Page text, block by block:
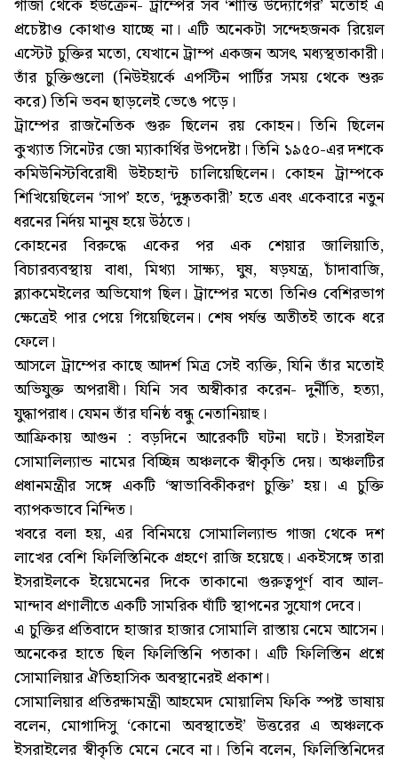
গাজা থেকে ইউক্রেন- ট্রাম্পের সব ‘শান্তি উদ্যোগের’ মতোই এ
প্রচেষ্টাও কোথাও যাচ্ছে না। এটি অনেকটা সন্দেহজনক রিয়েল
এস্টেট চুক্তির মতো, যেখানে ট্রাম্প একজন অসৎ মধ্যস্থতাকারী।
তাঁর চুক্তিগুলো (নিউইয়র্কে এপস্টিন পার্টির সময় থেকে শুরু
করে) তিনি ভবন ছাড়লেই ভেঙে পড়ে।
ট্রাম্পের রাজনৈতিক গুরু ছিলেন রয় কোহন। তিনি ছিলেন
কুখ্যাত সিনেটর জো ম্যাকার্থির উপদেষ্টা। তিনি ১৯৫০-এর দশকে
কমিউনিস্টবিরোধী উইচহান্ট চালিয়েছিলেন। কোহন ট্রাম্পকে
শিখিয়েছিলেন ‘সাপ’ হতে, ‘দুষ্কৃতকারী’ হতে এবং একেবারে নতুন
ধরনের নির্দয় মানুষ হয়ে উঠতে।
কোহনের বিরুদ্ধে একের পর এক শেয়ার জালিয়াতি,
বিচারব্যবস্থায় বাধা, মিথ্যা সাক্ষ্য, ঘুষ, ষড়যন্ত্র, চাঁদাবাজি,
ব্ল্যাকমেইলের অভিযোগ ছিল। ট্রাম্পের মতো তিনিও বেশিরভাগ
ক্ষেত্রেই পার পেয়ে গিয়েছিলেন। শেষ পর্যন্ত অতীতই তাকে ধরে
ফেলে।
আসলে ট্রাম্পের কাছে আদর্শ মিত্র সেই ব্যক্তি, যিনি তাঁর মতোই
অভিযুক্ত অপরাধী। যিনি সব অস্বীকার করেন- দুর্নীতি, হত্যা,
যুদ্ধাপরাধ। যেমন তাঁর ঘনিষ্ঠ বন্ধু নেতানিয়াহু।
আফ্রিকায় আগুন : বড়দিনে আরেকটি ঘটনা ঘটে। ইসরাইল
সোমালিল্যান্ড নামের বিচ্ছিন্ন অঞ্চলকে স্বীকৃতি দেয়। অঞ্চলটির
প্রধানমন্ত্রীর সঙ্গে একটি ‘স্বাভাবিকীকরণ চুক্তি’ হয়। এ চুক্তি
ব্যাপকভাবে নিন্দিত।
খবরে বলা হয়, এর বিনিময়ে সোমালিল্যান্ড গাজা থেকে দশ
লাখের বেশি ফিলিস্তিনিকে গ্রহণে রাজি হয়েছে। একইসঙ্গে তারা
ইসরাইলকে ইয়েমেনের দিকে তাকানো গুরুত্বপূর্ণ বাব আল-
মান্দাব প্রণালীতে একটি সামরিক ঘাঁটি স্থাপনের সুযোগ দেবে।
এ চুক্তির প্রতিবাদে হাজার হাজার সোমালি রাস্তায় নেমে আসেন।
অনেকের হাতে ছিল ফিলিস্তিনি পতাকা। এটি ফিলিস্তিন প্রশ্নে
সোমালিয়ার ঐতিহাসিক অবস্থানেরই প্রকাশ।
সোমালিয়ার প্রতিরক্ষামন্ত্রী আহমেদ মোয়ালিম ফিকি স্পষ্ট ভাষায়
বলেন, মোগাদিসু ‘কোনো অবস্থাতেই’ উত্তরের এ অঞ্চলকে
ইসরাইলের স্বীকৃতি মেনে নেবে না। তিনি বলেন, ফিলিস্তিনিদের